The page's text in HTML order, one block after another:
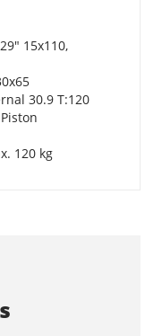
15x110,
30.9 T:120
120 kg